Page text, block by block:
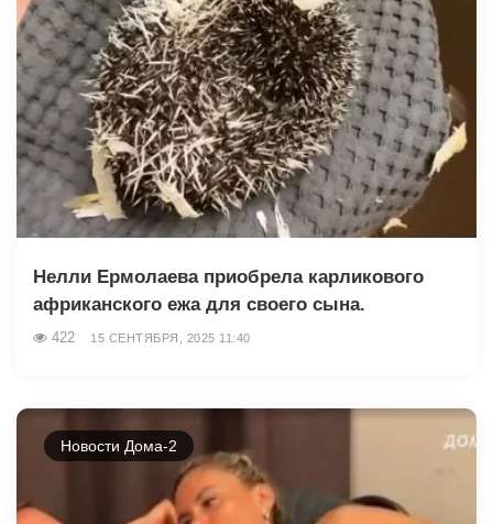
Нелли Ермолаева приобрела карликового
африканского ежа для своего сына.
422 15 СЕНТЯБРЯ, 2025 11:40
Новости Дома-2